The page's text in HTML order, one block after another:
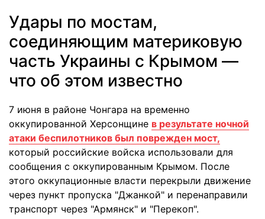
Удары по мостам,
соединяющим материковую
часть Украины с Крымом —
что об этом известно
7 июня в районе Чонгара на временно
оккупированной Херсонщине в результате ночной
атаки беспилотников был поврежден мост,
который российские войска использовали для
сообщения с оккупированным Крымом. После
этого оккупационные власти перекрыли движение
через пункт пропуска "Джанкой" и перенаправили
транспорт через "Армянск" и "Перекоп".